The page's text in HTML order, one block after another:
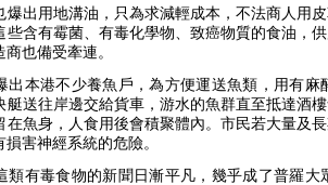
爆出用地溝油，只為求減輕成本，不法商人用
些含有霉菌、有毒化學物、致癌物質的食油，
也備受牽連。
出本港不少養魚戶，為方便運送魚類，用有
艇送往岸邊交給貨車，游水的魚群直至抵達酒
在魚身，人食用後會積聚體內。市民若大量及
害神經系統的危險。
類有毒食物的新聞日漸平凡，幾乎成了普羅